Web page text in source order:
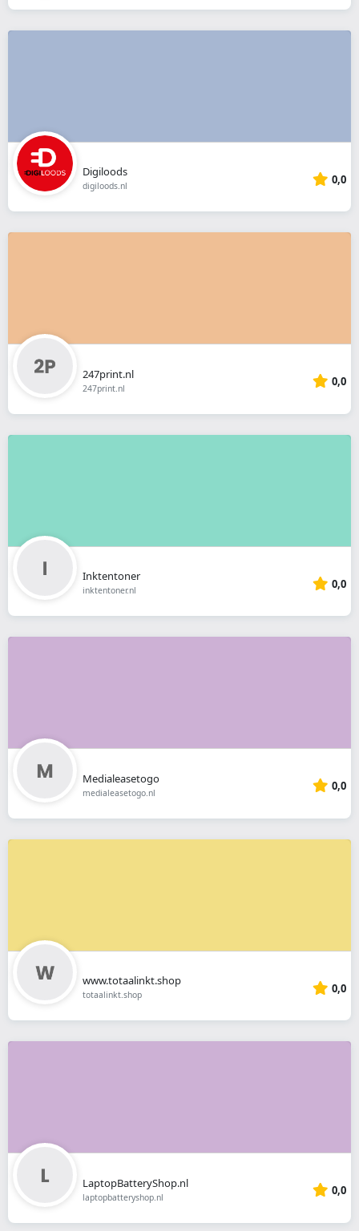
Digiloods
digiloods.nl 0,0
247print.nl
247print.nl 0,0
Inktentoner
inktentoner.nl 0,0
Medialeasetogo
medialeasetogo.nl 0,0
www.totaalinkt.shop
totaalinkt.shop 0,0
LaptopBatteryShop.nl
laptopbatteryshop.nl 0,0